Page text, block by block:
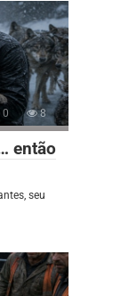
0 8
então
seu